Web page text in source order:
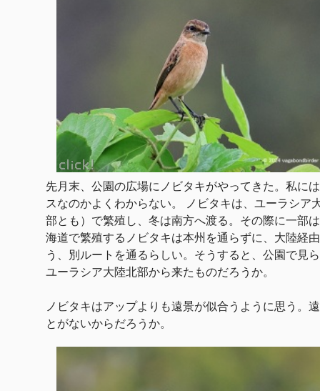
先月末、公園の広場にノビタキがやってきた。私に
スなのかよくわからない。 ノビタキは、ユーラシア
部とも）で繁殖し、冬は南方へ渡る。その際に一部
海道で繁殖するノビタキは本州を通らずに、大陸経
う、別ルートを通るらしい。そうすると、公園で見
ユーラシア大陸北部から来たものだろうか。
ノビタキはアップよりも遠景が似合うように思う。
とがないからだろうか。